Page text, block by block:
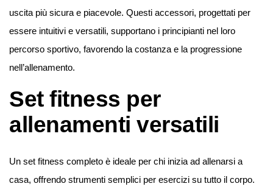
uscita più sicura e piacevole. Questi accessori, progettati per
essere intuitivi e versatili, supportano i principianti nel loro
percorso sportivo, favorendo la costanza e la progressione
nell’allenamento.
Set fitness per
allenamenti versatili
Un set fitness completo è ideale per chi inizia ad allenarsi a
casa, offrendo strumenti semplici per esercizi su tutto il corpo.